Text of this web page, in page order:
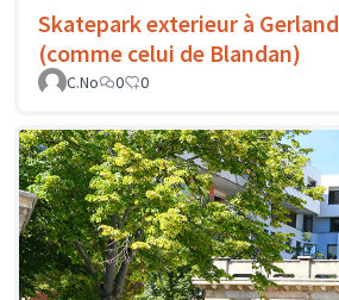
Skatepark exterieur à Gerland
(comme celui de Blandan)
C.No
0 0